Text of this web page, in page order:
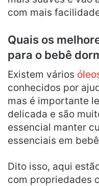
com mais
Quais os
para o bebê
Existem vários
conhecidos por
mas é importante
delicada e são
essencial manter
essenciais em
Dito isso, aqui
com propriedades